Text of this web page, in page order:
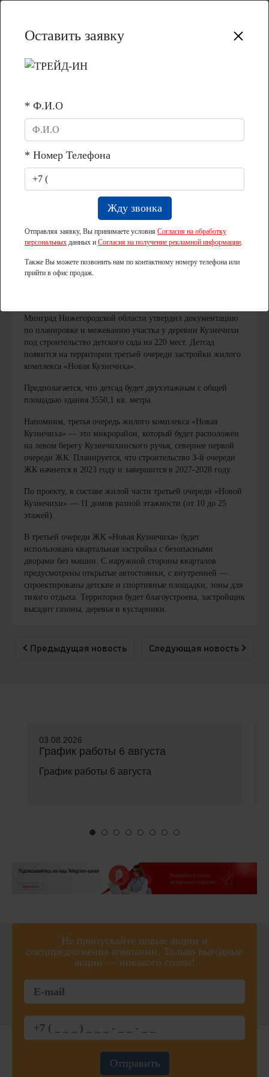
05.05.2023 12:38:00
Утвержден проект планировки и межевания
участка под детсад в 3-й очереди ЖК
«Новая Кузнечиха»
Минград Нижегородской области утвердил документацию
по планировке и межеванию участка у деревни Кузнечихи
под строительство детского сада на 220 мест. Детсад
появится на территории третьей очереди застройки жилого
комплекса «Новая Кузнечиха».
Предполагается, что детсад будет двухэтажным с общей
площадью здания 3550,1 кв. метра.
Напомним, третья очередь жилого комплекса «Новая
Кузнечиха» — это микрорайон, который будет расположен
на левом берегу Кузнечихинского ручья, севернее первой
очереди ЖК. Планируется, что строительство 3-й очереди
ЖК начнется в 2023 году и завершится в 2027-2028 году.
По проекту, в составе жилой части третьей очереди «Новой
Кузнечихи» — 11 домов разной этажности (от 10 до 25
этажей).
В третьей очереди ЖК «Новая Кузнечиха» будет
использована квартальная застройка с безопасными
дворами без машин. С наружной стороны кварталов
предусмотрены открытые автостоянки, с внутренней —
спроектированы детские и спортивные площадки, зоны для
тихого отдыха. Территория будет благоустроена, застройщик
высадит газоны, деревья и кустарники.
Предыдущая новость Следующая новость
03.08.2026
График работы 6 августа
График работы 6 августа
Не пропускайте новые акции и
спецпредложения компании. Только выгодные
акции — никакого спама!
Оставить заявку
* Ф.И.О
* Номер Телефона
Отправляя заявку, Вы принимаете условия Согласия на обработку
персональных данных и Согласия на получение рекламной информации.
Также Вы можете позвонить нам по контактному номеру телефона или
прийти в офис продаж.